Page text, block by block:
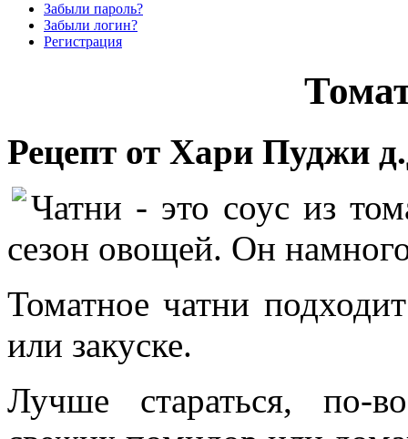
Забыли пароль?
Забыли логин?
Регистрация
Рецепт от Хари Пуджи
Чатни - это соус из
сезон овощей. Он
Томатное чатни
или закуске.
Лучше стараться, по-